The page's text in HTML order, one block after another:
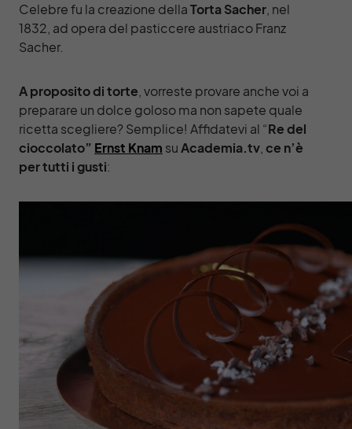
Celebre fu la creazione dellaTorta Sacher , nel
1832, ad opera del pasticcere austriaco Franz
Sacher.
A proposito di torte , vorreste provare anche voi a
preparare un dolce goloso ma non sapete quale
ricetta scegliere? Semplice! Affidatevi al “Re del
cioccolato” Ernst Knam suAcademia.tv ce n’è
per tutti i gusti: